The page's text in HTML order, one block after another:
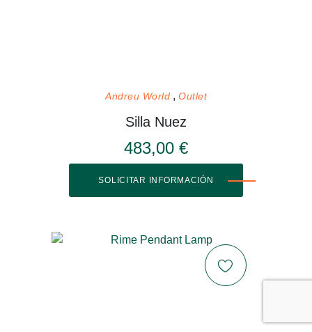
Andreu World Outlet
Silla Nuez
483,00 €
SOLICITAR INFORMACIÓN